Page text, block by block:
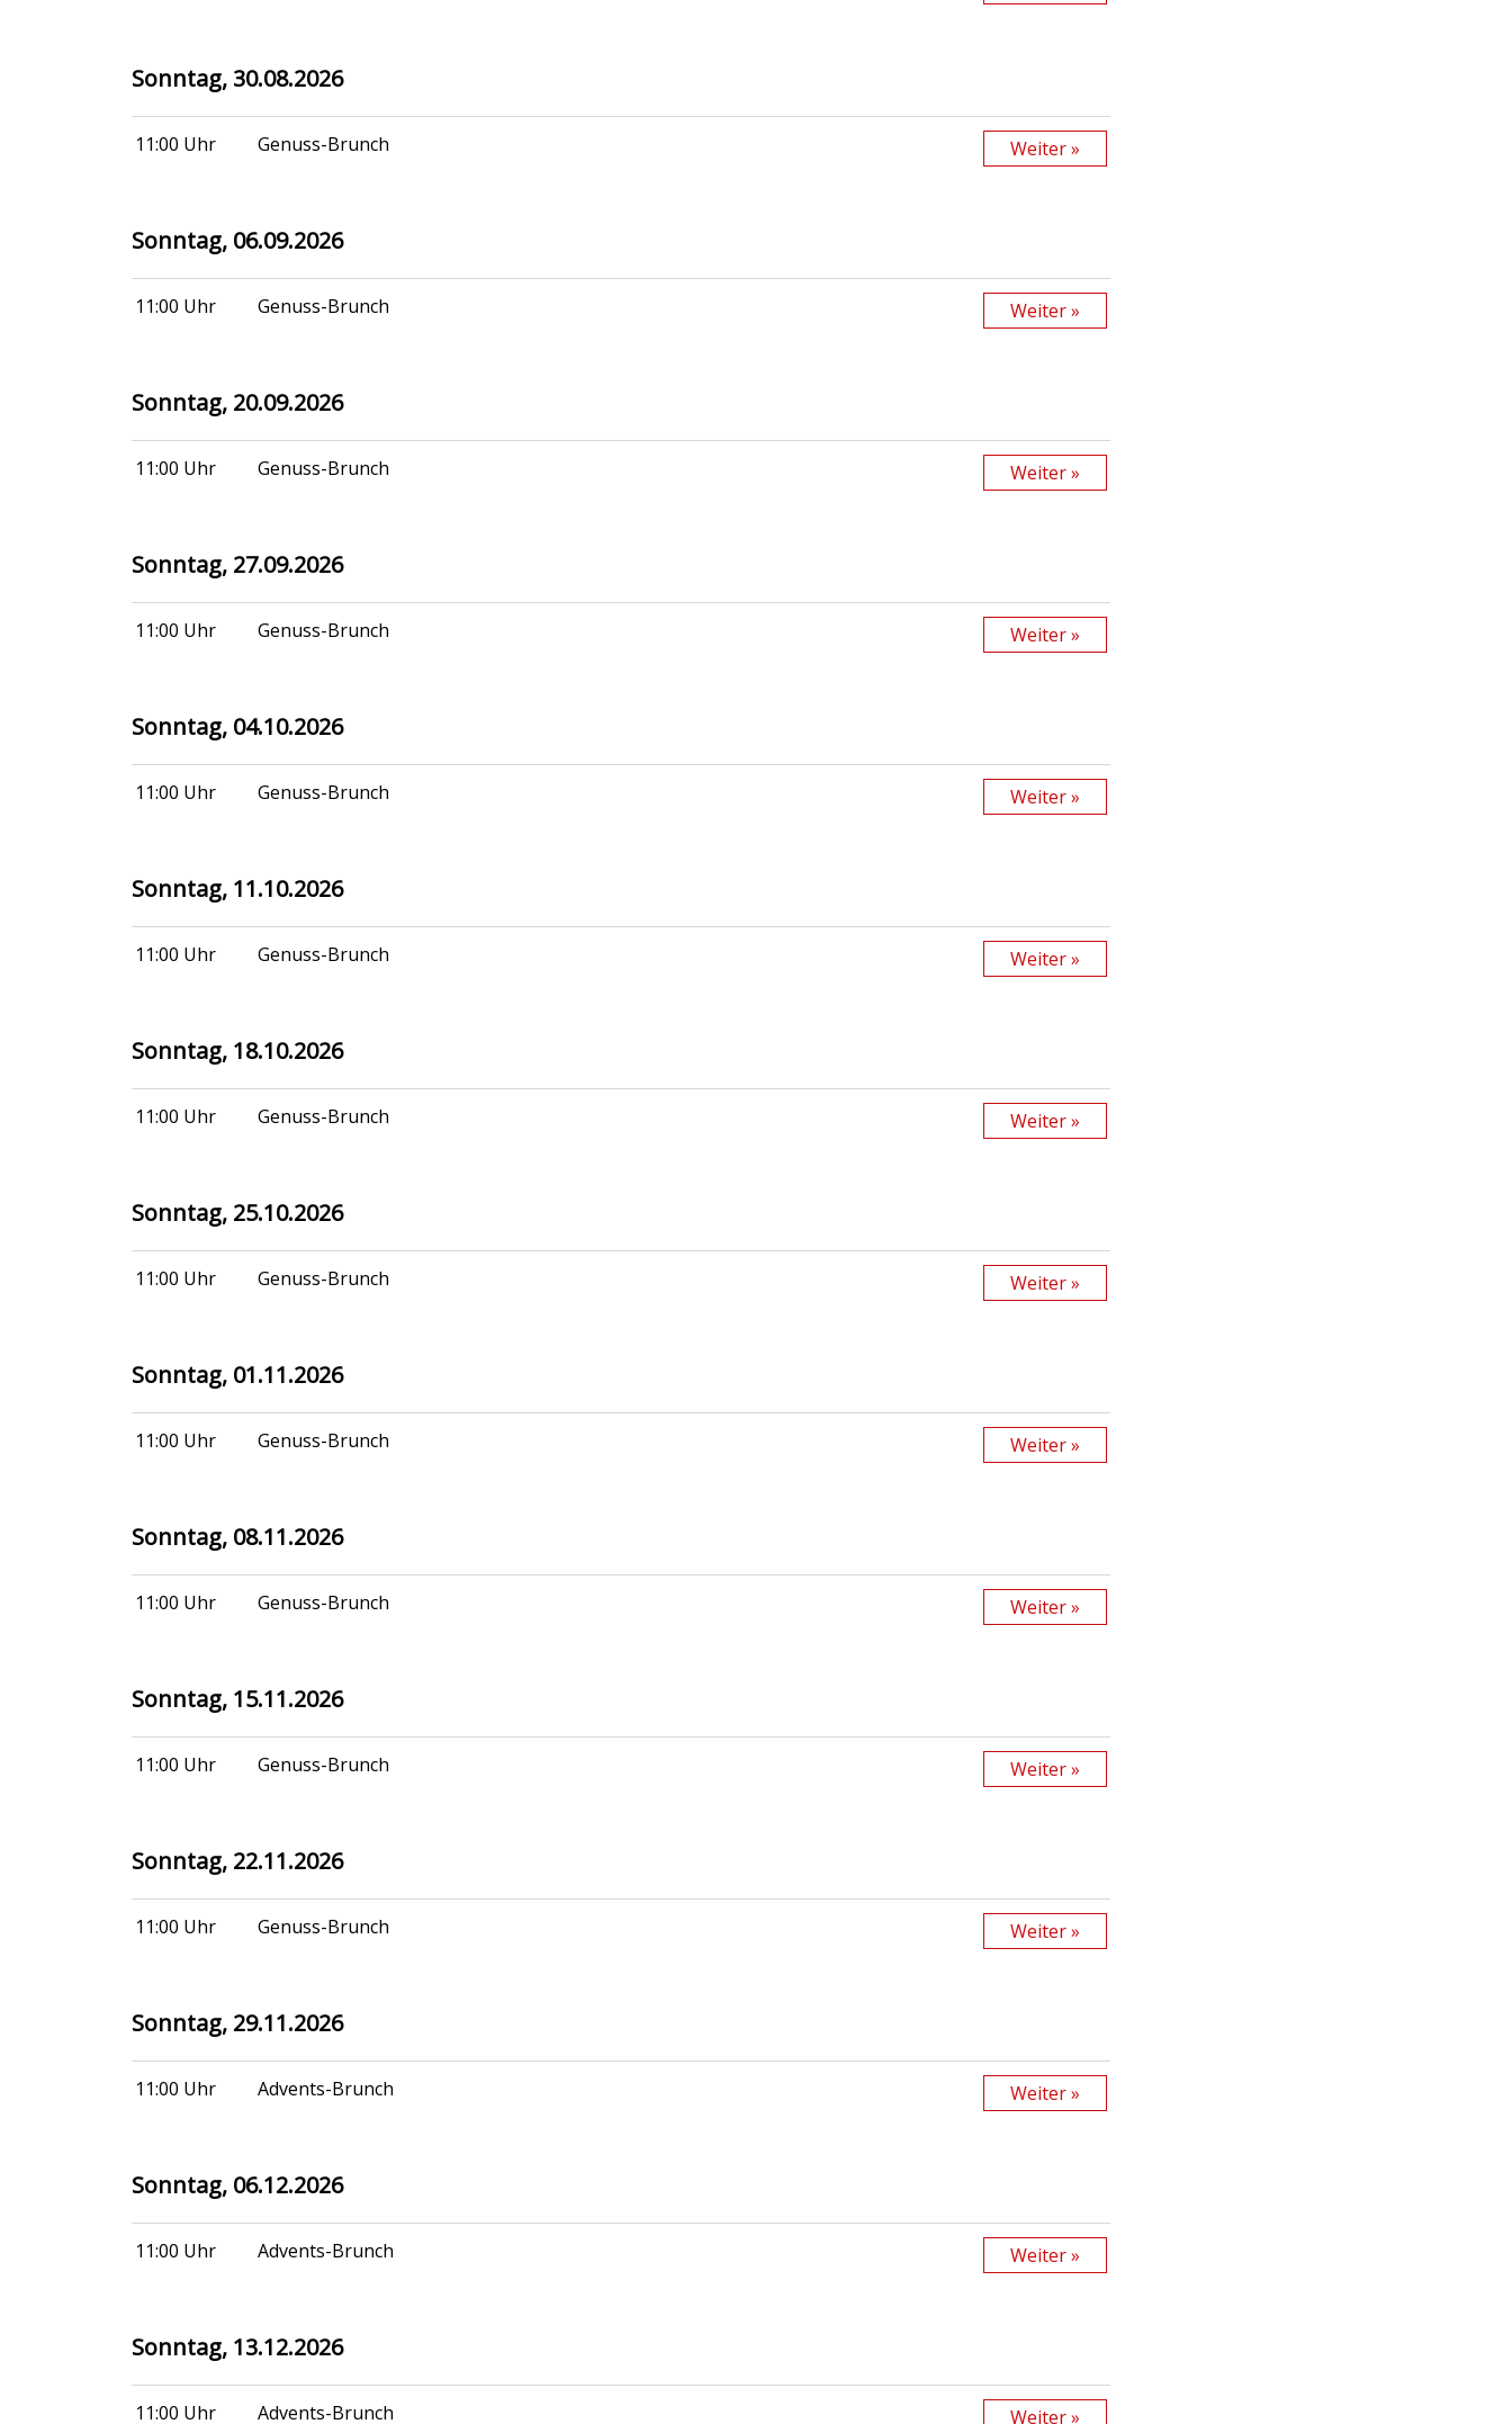
Sonntag, 30.08.2026
11:00 Uhr Genuss-Brunch Weiter »
Sonntag, 06.09.2026
11:00 Uhr Genuss-Brunch Weiter »
Sonntag, 20.09.2026
11:00 Uhr Genuss-Brunch Weiter »
Sonntag, 27.09.2026
11:00 Uhr Genuss-Brunch Weiter »
Sonntag, 04.10.2026
11:00 Uhr Genuss-Brunch Weiter »
Sonntag, 11.10.2026
11:00 Uhr Genuss-Brunch Weiter »
Sonntag, 18.10.2026
11:00 Uhr Genuss-Brunch Weiter »
Sonntag, 25.10.2026
11:00 Uhr Genuss-Brunch Weiter »
Sonntag, 01.11.2026
11:00 Uhr Genuss-Brunch Weiter »
Sonntag, 08.11.2026
11:00 Uhr Genuss-Brunch Weiter »
Sonntag, 15.11.2026
11:00 Uhr Genuss-Brunch Weiter »
Sonntag, 22.11.2026
11:00 Uhr Genuss-Brunch Weiter »
Sonntag, 29.11.2026
11:00 Uhr Advents-Brunch Weiter »
Sonntag, 06.12.2026
11:00 Uhr Advents-Brunch Weiter »
Sonntag, 13.12.2026
11:00 Uhr Advents-Brunch Weiter »